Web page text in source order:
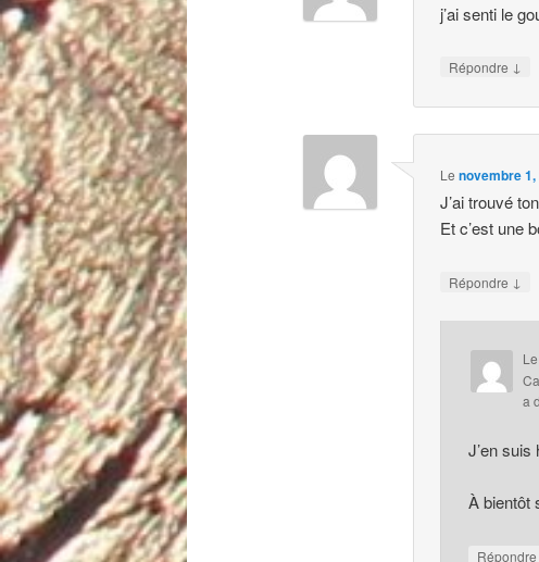
j’ai senti le
Répondre ↓
Lenovembre
J’ai trouvé
Et c’est une
Répondre ↓
Le
a
J’en suis
À bientôt
Répondre